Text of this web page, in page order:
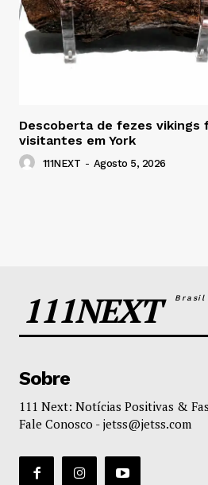
Descoberta de fezes vikings
visitantes em York
111NEXT - Agosto 5, 2026
111NEXTBrasil
Sobre
111 Next: Notícias Positivas &
Fale Conosco - jetss@jetss.com